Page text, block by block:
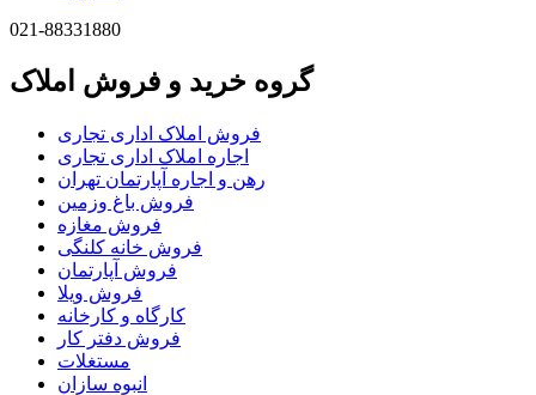
021-88331880
گروه خرید و فروش املاک
فروش املاک اداری تجاری
اجاره املاک اداری تجاری
رهن و اجاره آپارتمان تهران
فروش باغ وزمین
فروش مغازه
فروش خانه کلنگی
فروش آپارتمان
فروش ویلا
کارگاه و کارخانه
فروش دفتر کار
مستغلات
انبوه سازان